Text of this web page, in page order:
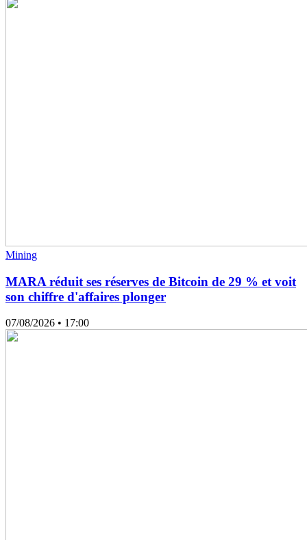
Mining
MARA réduit ses réserves de Bitcoin de 29 % et voit
son chiffre d'affaires plonger
07/08/2026 • 17:00